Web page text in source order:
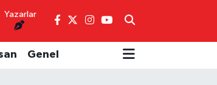
Yazarlar
Genel